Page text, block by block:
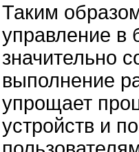
Таким
управление в
значительно
выполнение
упрощает
устройств и